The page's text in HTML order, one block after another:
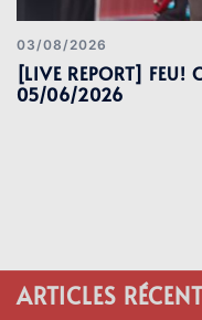
03/08/2026
[LIVE REPORT] FEU!
05/06/2026
ARTICLES